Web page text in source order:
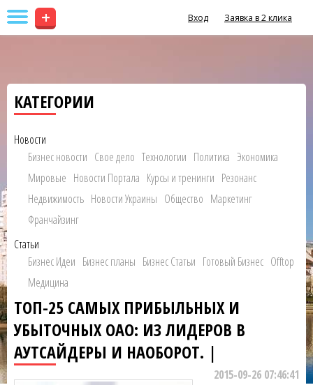
+ Вход Заявка в 2 клика
КАТЕГОРИИ
Новости
Бизнес новости Свое дело Технологии Политика Экономика
Мировые Новости Портала Курсы и тренинги Резонанс
Недвижимость Новости Украины Общество Маркетинг
Франчайзинг
Статьи
Бизнес Идеи Бизнес планы Бизнес Статьи Готовый Бизнес Offtop
Медицина
ТОП-25 САМЫХ ПРИБЫЛЬНЫХ И
УБЫТОЧНЫХ ОАО: ИЗ ЛИДЕРОВ В
АУТСАЙДЕРЫ И НАОБОРОТ. |
2015-09-26 07:46:41